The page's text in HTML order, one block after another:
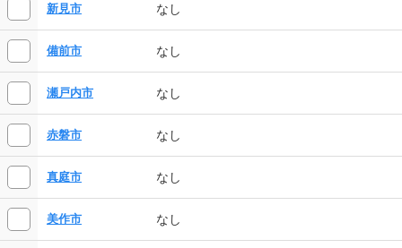
新見市 なし
備前市 なし
瀬戸内市 なし
赤磐市 なし
真庭市 なし
美作市 なし